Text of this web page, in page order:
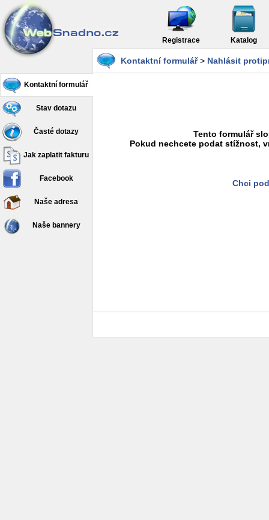
Registrace Katalog
Kontaktní formulář
Stav dotazu
Časté dotazy
Jak zaplatit fakturu
Facebook
Naše adresa
Naše bannery
Kontaktní formulář> Nahlásit
Tento formulář
Pokud nechcete podat stížnost,
Chci